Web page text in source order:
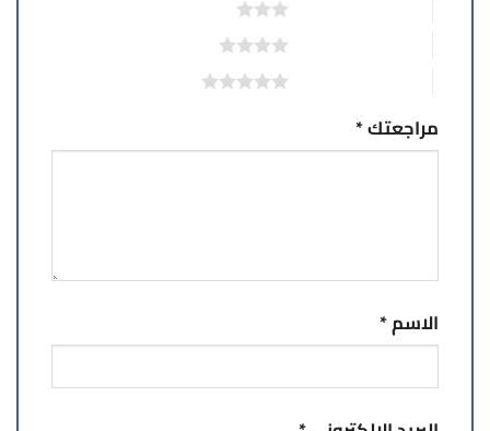
مراجعتك*
الاسم*